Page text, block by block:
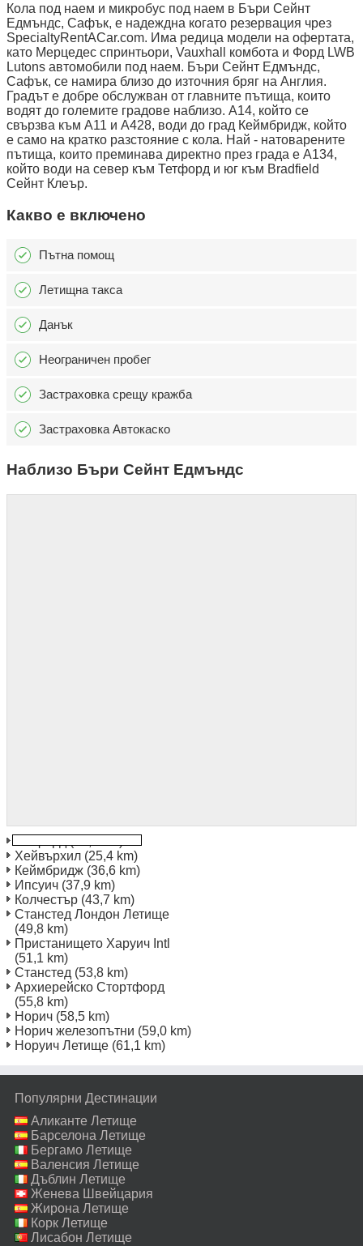
Кола под наем и микробус под наем в Бъри Сейнт
Едмъндс, Сафък, е надеждна когато резервация чрез
SpecialtyRentACar.com. Има редица модели на офертата,
като Мерцедес спринтьори, Vauxhall комбота и Форд LWB
Lutons автомобили под наем. Бъри Сейнт Едмъндс,
Сафък, се намира близо до източния бряг на Англия.
Градът е добре обслужван от главните пътища, които
водят до големите градове наблизо. A14, който се
свързва към А11 и A428, води до град Кеймбридж, който
е само на кратко разстояние с кола. Най - натоварените
пътища, които преминава директно през града е A134,
който води на север към Тетфорд и юг към Bradfield
Сейнт Клеър.
Какво е включено
Пътна помощ
Летищна такса
Данък
Неограничен пробег
Застраховка срещу кражба
Застраховка Автокаско
Наблизо Бъри Сейнт Едмъндс
Хейвърхил (25,4 km)
Кеймбридж (36,6 km)
Ипсуич (37,9 km)
Колчестър (43,7 km)
Станстед Лондон Летище
(49,8 km)
Пристанището Харуич Intl
(51,1 km)
Станстед (53,8 km)
Архиерейско Стортфорд
(55,8 km)
Норич (58,5 km)
Норич железопътни (59,0 km)
Норуич Летище (61,1 km)
Популярни Дестинации
Аликанте Летище
Барселона Летище
Бергамо Летище
Валенсия Летище
Дъблин Летище
Женева Швейцария
Летище
Жирона Летище
Корк Летище
Лисабон Летище